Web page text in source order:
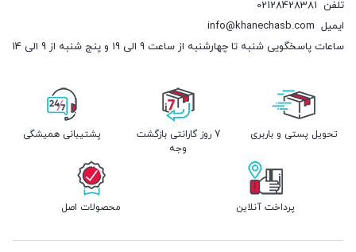
تلفن 02128428381
ایمیل info@khanechasb.com
ساعات پاسخگویی شنبه تا چهارشنبه از ساعت 9 الی 19 و پنج شنبه از 9 الی 14
تحویل پستی و باربری
7 روز گارانتی بازگشت
وجه
پشتیبانی همیشگی
پرداخت آنلاین محصولات اصل